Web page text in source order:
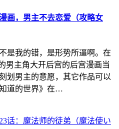
画，男主不去恋爱（攻略女
是我的错，是形势所逼啊。在
男主角大开后宫的后宫漫画当
划男主的意愿，其它作品可以
道的世界》在…